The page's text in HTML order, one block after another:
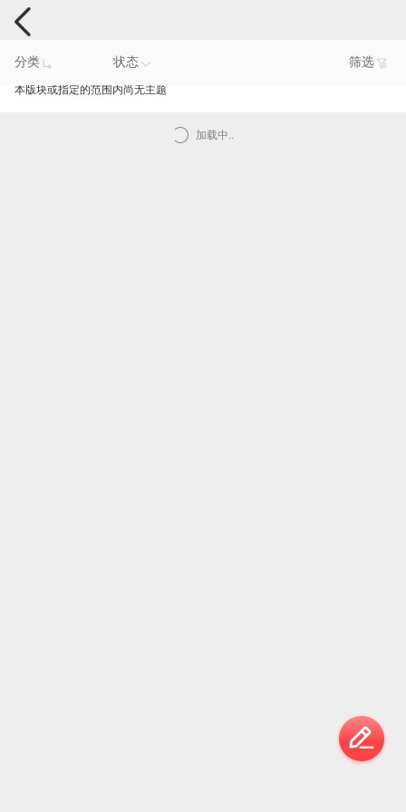
电脑反馈
分类 状态 筛选
本版块或指定的范围内尚无主题
加载中..